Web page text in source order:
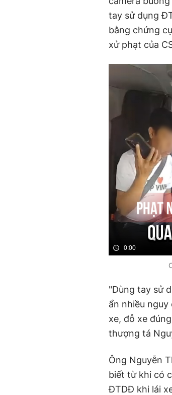
tay sử dụng
bằng chứng
xử phạt của
0:00
"Dùng tay sử
ẩn nhiều nguy
xe, đỗ xe
thượng tá
Ông Nguyễn
biết từ khi có
ĐTDĐ khi lái